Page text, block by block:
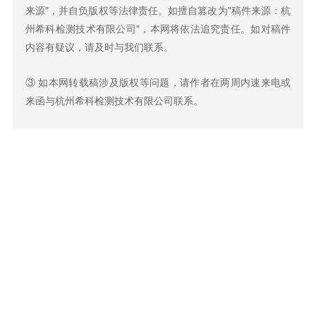
来源"，并自负版权等法律责任。如擅自篡改为"稿件来源：杭
州希科检测技术有限公司"，本网将依法追究责任。如对稿件
内容有疑议，请及时与我们联系。
③ 如本网转载稿涉及版权等问题，请作者在两周内速来电或
来函与杭州希科检测技术有限公司联系。